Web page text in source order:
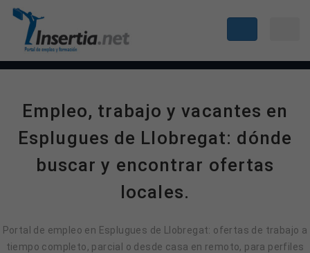
Empleo, trabajo y vacantes en
Esplugues de Llobregat: dónde
buscar y encontrar ofertas
locales.
Portal de empleo en Esplugues de Llobregat: ofertas de trabajo a
tiempo completo, parcial o desde casa en remoto, para perfiles